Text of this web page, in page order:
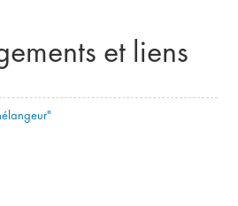
et liens